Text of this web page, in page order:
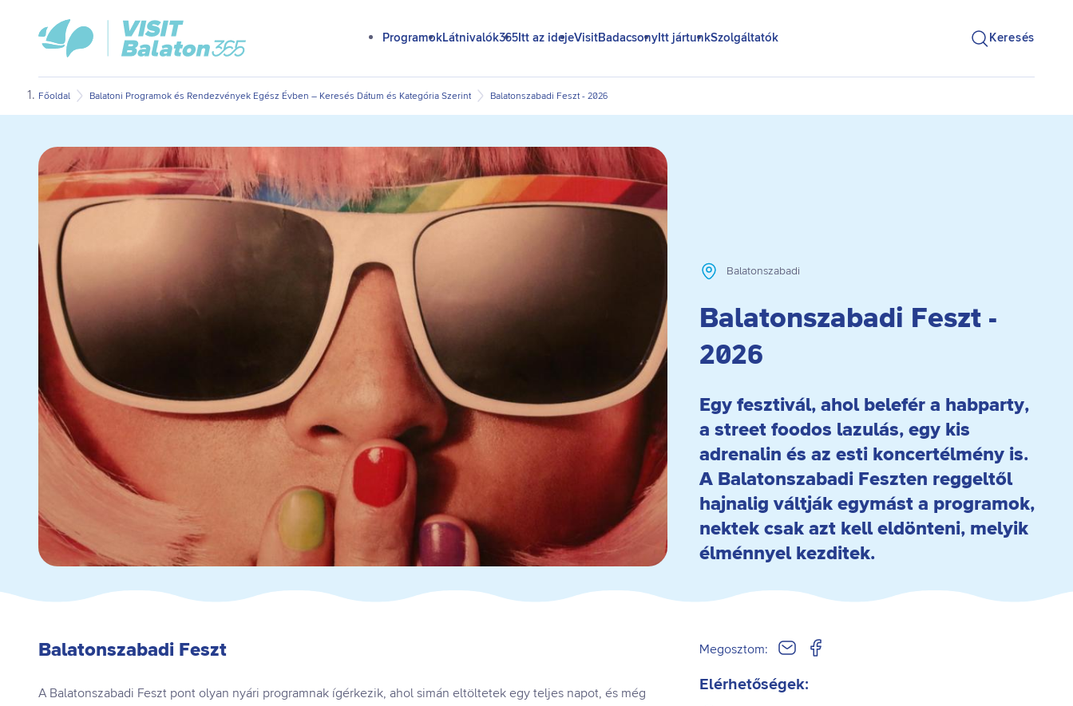
tartalomra
VisitBalaton365
kezdőlap
ProgramokLátnivalók365Itt az idejeVisitBadacsonyItt jártunkSzolgáltatók Keresés
Főoldal Balatoni Programok és Rendezvények Egész Évben – Keresés Dátum és Kategória Szerint Balatonszabadi Feszt - 2026
Balatonszabadi
Balatonszabadi Feszt -
2026
Egy fesztivál, ahol belefér a habparty,
a street foodos lazulás, egy kis
adrenalin és az esti koncertélmény is.
A Balatonszabadi Feszten reggeltől
hajnalig váltják egymást a programok,
nektek csak azt kell eldönteni, melyik
élménnyel kezditek.
Balatonszabadi Feszt
A Balatonszabadi Feszt pont olyan nyári programnak ígérkezik, ahol simán eltöltetek egy teljes napot, és még
Megosztom:
Elérhetőségek: